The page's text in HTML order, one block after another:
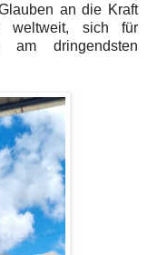
an die Kraft
weltweit, sich für
am dringendsten